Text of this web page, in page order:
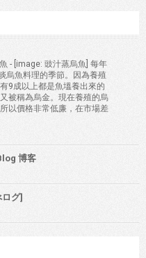
- [image: 豉汁蒸烏魚] 每年
烏魚料理的季節。因為養殖
9成以上都是魚塭養出來的
被稱為烏金。現在養殖的烏
以價格非常低廉，在市場差
博客
グ]